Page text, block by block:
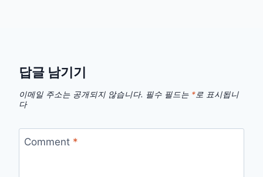
답글 남기기
이메일 주소는 공개되지 않습니다. 필수 필드는 *로 표시됩니
다
Comment *